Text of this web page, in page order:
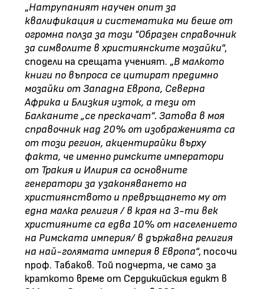
„Натрупаният научен опит за
квалификация и систематика ми беше от
огромна полза за този "Образен справочник
за символите в християнските мозайки“,
сподели на срещата ученият. „В малкото
книги по въпроса се цитират предимно
мозайки от Западна Европа, Северна
Африка и Близкия изток, а тези от
Балканите „се прескачат“. Затова в моя
справочник над 20% от изображенията са
от този регион, акцентирайки върху
факта, че именно римските императори
от Тракия и Илирия са основните
генератори за узаконяването на
християнството и превръщането му от
една малка религия / в края на 3-ти век
християните са едва 10% от населението
на Римската империя/ в държавна религия
на най-голямата империя в Европа“, посочи
проф. Табаков. Той подчерта, че само за
краткото време от Сердикийския едикт в